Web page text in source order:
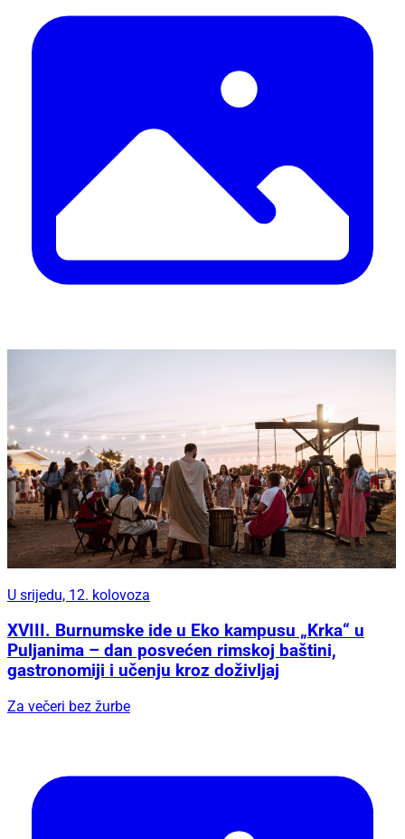
U srijedu, 12. kolovoza
XVIII. Burnumske ide u Eko kampusu „Krka“ u
Puljanima – dan posvećen rimskoj baštini,
gastronomiji i učenju kroz doživljaj
Za večeri bez žurbe